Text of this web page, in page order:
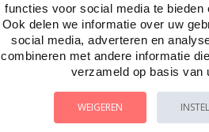
functies voor social media te
Ook delen we informatie over uw
social media, adverteren en
combineren met andere informatie
verzameld op basis van
WEIGEREN